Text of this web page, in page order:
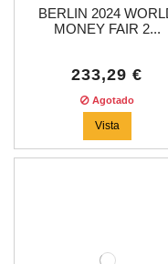
BERLIN 2024
MONEY FAIR 2...
233,29 €
Agotado
Vista